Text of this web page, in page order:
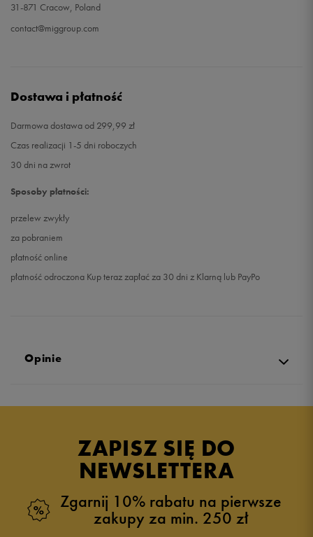
31-871 Cracow, Poland
contact@miggroup.com
Dostawa i płatność
Darmowa dostawa od 299,99 zł
Czas realizacji 1-5 dni roboczych
30 dni na zwrot
Sposoby płatności:
przelew zwykły
za pobraniem
płatność online
płatność odroczona Kup teraz zapłać za 30 dni z Klarną lub PayPo
Opinie
ZAPISZ SIĘ DO
NEWSLETTERA
Zgarnij 10% rabatu na pierwsze
zakupy za min. 250 zł